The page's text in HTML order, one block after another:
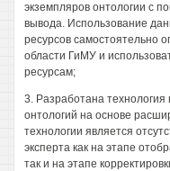
экземпляров онтологии с
вывода. Использование
ресурсов самостоятельно
области ГиМУ и
ресурсам;
3. Разработана
онтологий на основе
технологии является
эксперта как на этапе
так и на этапе